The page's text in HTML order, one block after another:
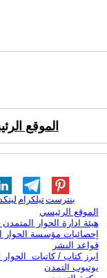
الموقع
تيلكرامبنترست
الموقع الرئيسي
هيئة ادارة الحوار المتمدن
إحصائيات مؤسسة الحوار
قواعد النشر
ابرز كتاب / كاتبات
يوتيوب التمدن